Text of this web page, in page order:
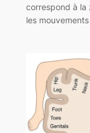
correspond à la
les